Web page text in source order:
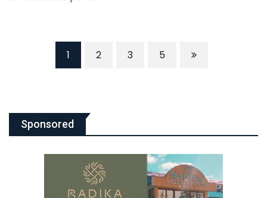
1 2 3 5
Sponsored